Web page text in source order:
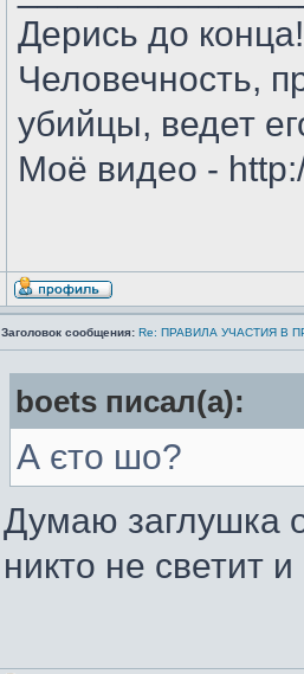
Дерись до
Человечность,
убийцы, ведет
Моё видео -
Заголовок сообщения: Re: ПРАВИЛА УЧАСТИЯ В
boets писал(а):
А єто шо?
Думаю заглушка
никто не светит